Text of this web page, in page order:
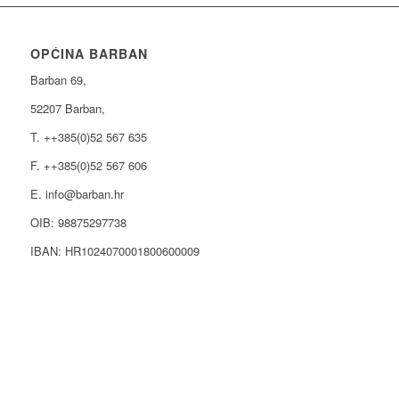
OPĆINA BARBAN
Barban 69,
52207 Barban,
T. ++385(0)52 567 635
F. ++385(0)52 567 606
E. info@barban.hr
OIB: 98875297738
IBAN: HR1024070001800600009